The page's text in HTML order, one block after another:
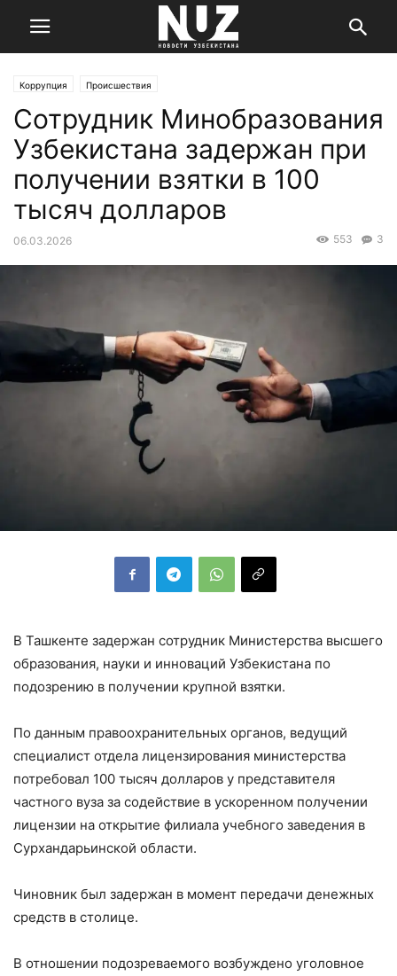
Коррупция Происшествия
Сотрудник Минобразования
Узбекистана задержан при
получении взятки в 100
тысяч долларов
06.03.2026 3
553
В Ташкенте задержан сотрудник Министерства высшего
образования, науки и инноваций Узбекистана по
подозрению в получении крупной взятки.
По данным правоохранительных органов, ведущий
специалист отдела лицензирования министерства
потребовал 100 тысяч долларов у представителя
частного вуза за содействие в ускоренном получении
лицензии на открытие филиала учебного заведения в
Сурхандарьинской области.
Чиновник был задержан в момент передачи денежных
средств в столице.
В отношении подозреваемого возбуждено уголовное